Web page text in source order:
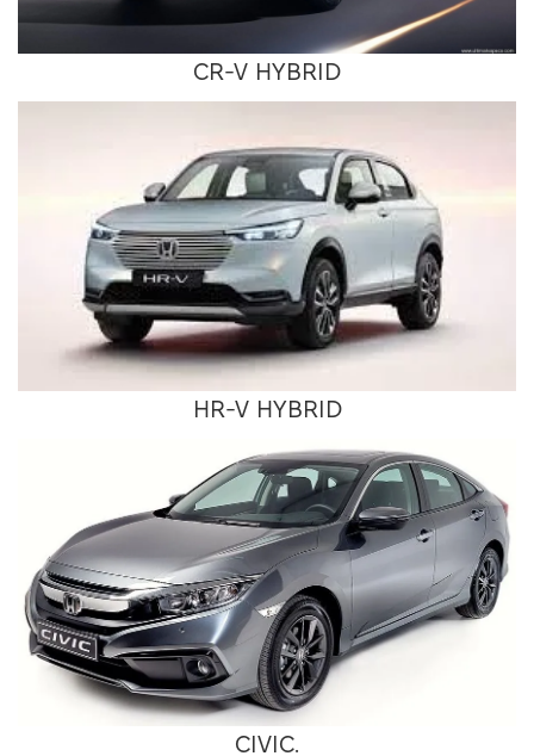
CR-V HYBRID
HR-V HYBRID
CIVIC.